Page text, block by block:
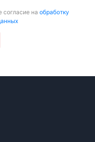
согласие на обработку